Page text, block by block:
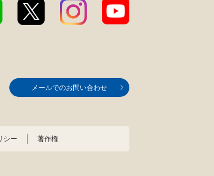
メールでのお問い合わせ
シー 著作権